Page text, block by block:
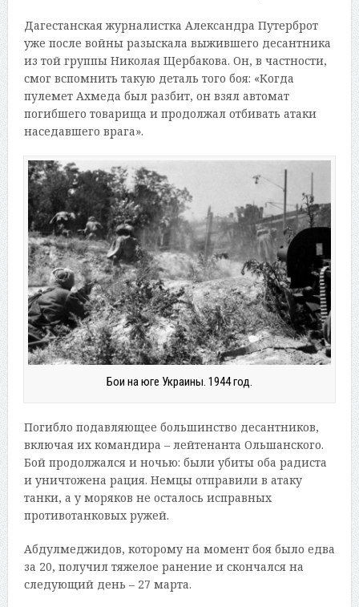
Дагестанская журналистка Александра Путерброт
уже после войны разыскала выжившего десантника
из той группы Николая Щербакова. Он, в частности,
смог вспомнить такую деталь того боя: «Когда
пулемет Ахмеда был разбит, он взял автомат
погибшего товарища и продолжал отбивать атаки
наседавшего врага».
Бои на юге Украины. 1944 год.
Погибло подавляющее большинство десантников,
включая их командира – лейтенанта Ольшанского.
Бой продолжался и ночью: были убиты оба радиста
и уничтожена рация. Немцы отправили в атаку
танки, а у моряков не осталось исправных
противотанковых ружей.
Абдулмеджидов, которому на момент боя было едва
за 20, получил тяжелое ранение и скончался на
следующий день – 27 марта.